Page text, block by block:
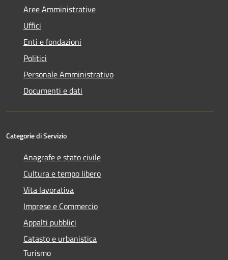
Aree Amministrative
Uffici
Enti e fondazioni
Politici
Personale Amministrativo
Documenti e dati
Categorie di Servizio
Anagrafe e stato civile
Cultura e tempo libero
Vita lavorativa
Imprese e Commercio
Appalti pubblici
Catasto e urbanistica
Turismo